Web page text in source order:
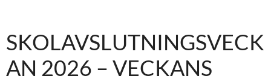
SKOLAVSLUTNINGSVECK
AN 2026 – VECKANS